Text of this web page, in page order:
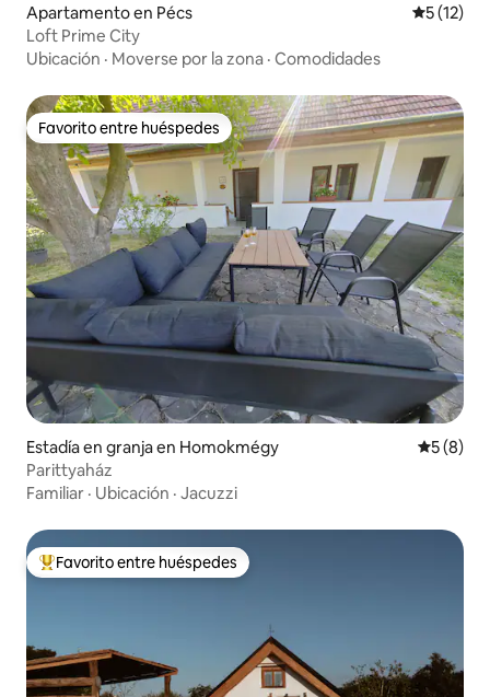
Apartamento en Pécs
5 (12)
Loft Prime City
Ubicación · Moverse por la zona · Comodidades
Favorito entre huéspedes
Favorito entre huéspedes
Estadía en granja en Homokmégy
5 (8)
Parittyaház
Familiar · Ubicación · Jacuzzi
Favorito entre huéspedes preferido
Favorito entre huéspedes